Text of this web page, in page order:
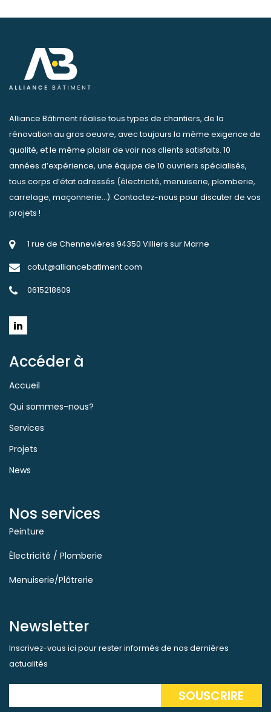
Alliance Bâtiment réalise tous types de chantiers, de la
rénovation au gros oeuvre, avec toujours la même exigence de
qualité, et le même plaisir de voir nos clients satisfaits. 10
années d’expérience, une équipe de 10 ouvriers spécialisés,
tous corps d’état adressés (électricité, menuiserie, plomberie,
carrelage, maçonnerie…). Contactez-nous pour discuter de vos
projets !
1 rue de Chennevières 94350 Villiers sur Marne
cotut@alliancebatiment.com
0615218609
Accéder à
Accueil
Qui sommes-nous?
Services
Projets
News
Nos services
Peinture
Électricité / Plomberie
Menuiserie/Plâtrerie
Newsletter
Inscrivez-vous ici pour rester informés de nos dernières
actualités
SOUSCRIRE